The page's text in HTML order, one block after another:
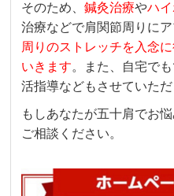
そのため、鍼灸治療やハ
治療などで肩関節周りに
周りのストレッチを入念
いきます。また、自宅で
活指導などもさせていただ
もしあなたが五十肩でお
ご相談ください。